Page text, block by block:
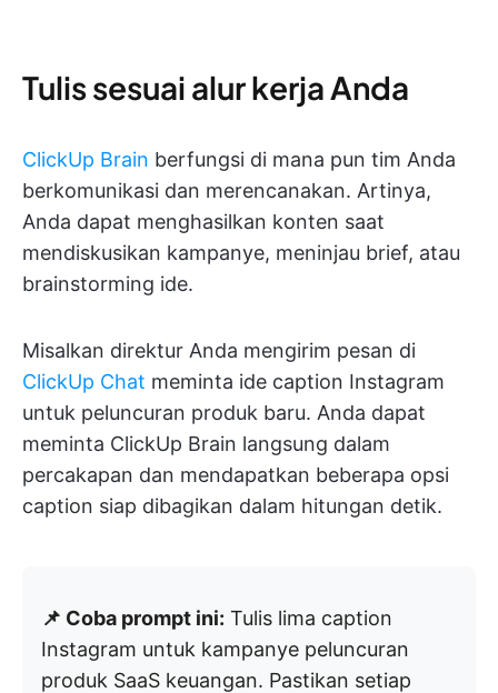
Tulis sesuai alur kerja Anda
ClickUp Brain berfungsi di mana pun tim Anda
berkomunikasi dan merencanakan. Artinya,
Anda dapat menghasilkan konten saat
mendiskusikan kampanye, meninjau brief, atau
brainstorming ide.
Misalkan direktur Anda mengirim pesan di
ClickUp Chat meminta ide caption Instagram
untuk peluncuran produk baru. Anda dapat
meminta ClickUp Brain langsung dalam
percakapan dan mendapatkan beberapa opsi
caption siap dibagikan dalam hitungan detik.
📌 Coba prompt ini: Tulis lima caption
Instagram untuk kampanye peluncuran
produk SaaS keuangan. Pastikan setiap